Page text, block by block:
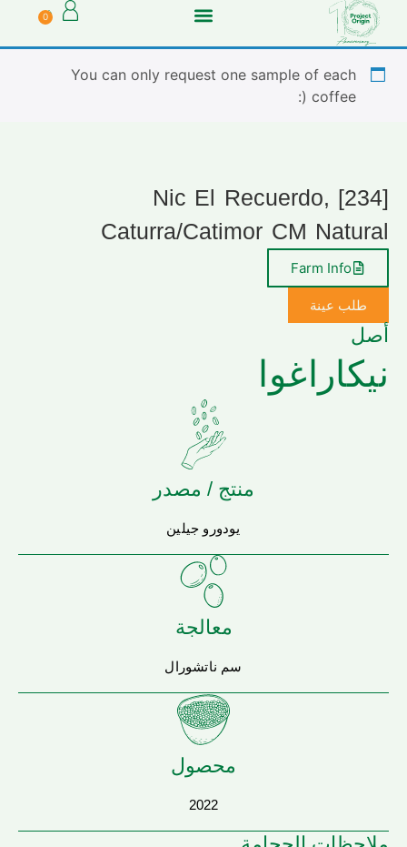
0
You can only request one sample of each
coffee (:
[234] Nic El Recuerdo,
Caturra/Catimor CM Natural
Farm Info
طلب عينة
أصل
نيكاراغوا
منتج / مصدر
يودورو جيلين
معالجة
سم ناتشورال
محصول
2022